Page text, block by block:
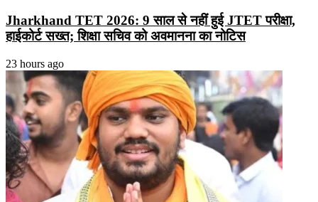
Jharkhand TET 2026: 9 साल से नहीं हुई JTET परीक्षा,
हाईकोर्ट सख्त; शिक्षा सचिव को अवमानना का नोटिस
23 hours ago